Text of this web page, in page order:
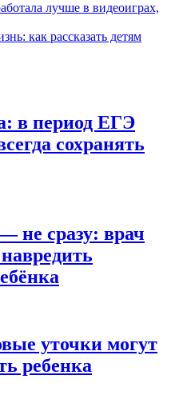
лучше в видеоиграх,
как рассказать детям
в период ЕГЭ
сохранять
не сразу: врач
уточки могут
ребенка